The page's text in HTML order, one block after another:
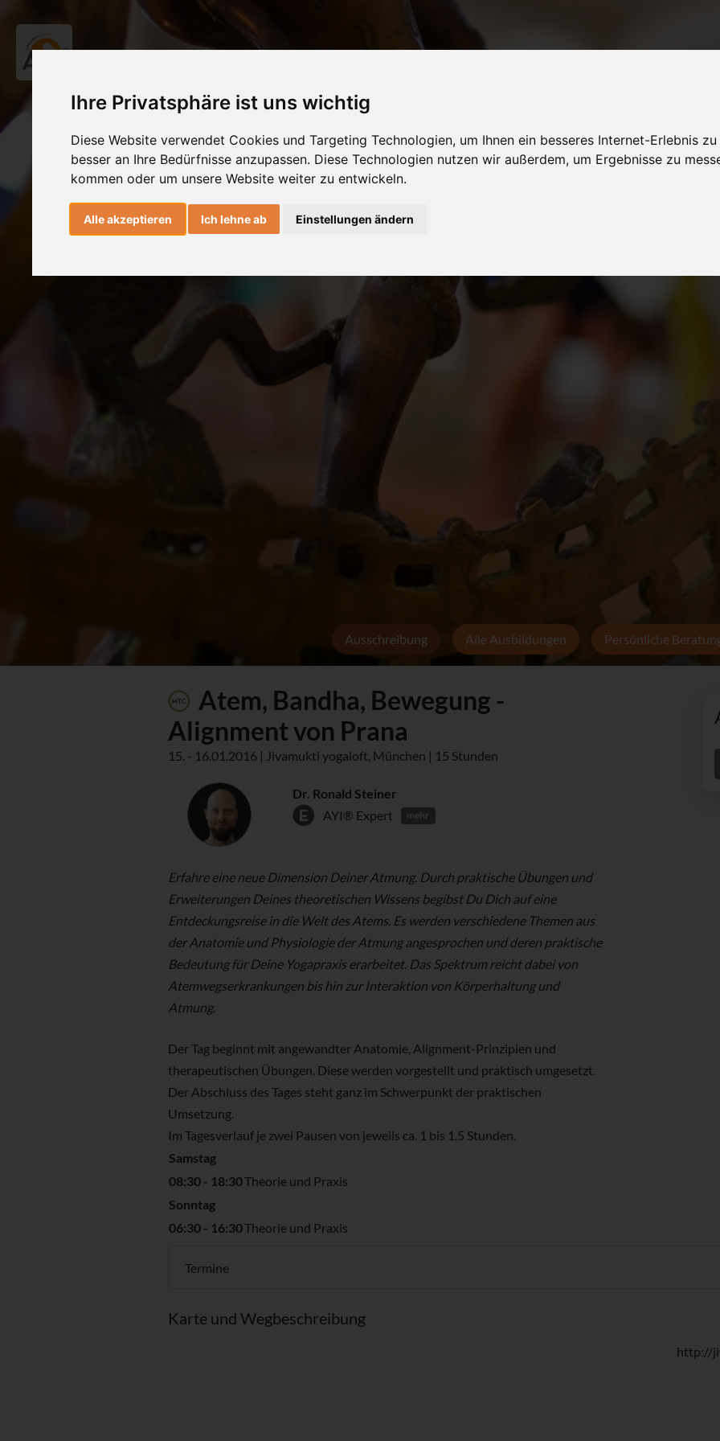
Ihre Privatsphäre ist uns wichtig
Diese Website verwendet Cookies und Targeting Technologien, um Ihnen ein besseres Internet-Erlebnis
besser an Ihre Bedürfnisse anzupassen. Diese Technologien nutzen wir außerdem, um Ergebnisse zu
kommen oder um unsere Website weiter zu entwickeln.
Alle akzeptieren Ich lehne ab Einstellungen ändern
Ausschreibung Alle Ausbildungen Persönliche
Atem, Bandha, Bewegung -
Alignment von Prana
15. - 16.01.2016 | Jivamukti yogaloft, München | 15 Stunden
Dr. Ronald Steiner
AYI® Expert
mehr
Erfahre eine neue Dimension Deiner Atmung. Durch praktische Übungen und
Erweiterungen Deines theoretischen Wissens begibst Du Dich auf eine
Entdeckungsreise in die Welt des Atems. Es werden verschiedene Themen aus
der Anatomie und Physiologie der Atmung angesprochen und deren praktische
Bedeutung für Deine Yogapraxis erarbeitet. Das Spektrum reicht dabei von
Atemwegserkrankungen bis hin zur Interaktion von Körperhaltung und
Atmung.
Der Tag beginnt mit angewandter Anatomie, Alignment-Prinzipien und
therapeutischen Übungen. Diese werden vorgestellt und praktisch umgesetzt.
Der Abschluss des Tages steht ganz im Schwerpunkt der praktischen
Umsetzung.
Im Tagesverlauf je zwei Pausen von jeweils ca. 1 bis 1,5 Stunden.
Samstag
08:30 - 18:30Theorie und Praxis
Sonntag
06:30 - 16:30Theorie und Praxis
Termine
Karte und Wegbeschreibung
http://